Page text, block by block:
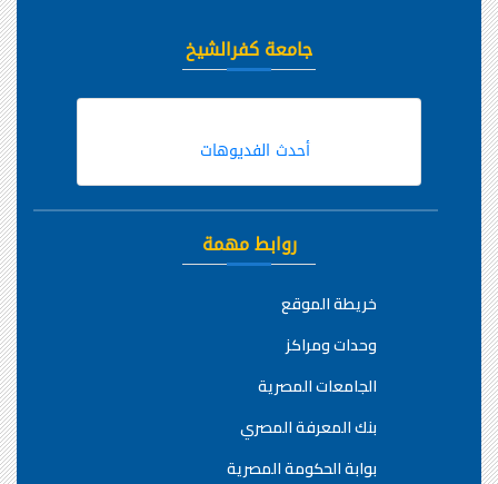
جامعة كفرالشيخ
أحدث الفديوهات
روابط مهمة
خريطة الموقع
وحدات ومراكز
الجامعات المصرية
بنك المعرفة المصري
بوابة الحكومة المصرية